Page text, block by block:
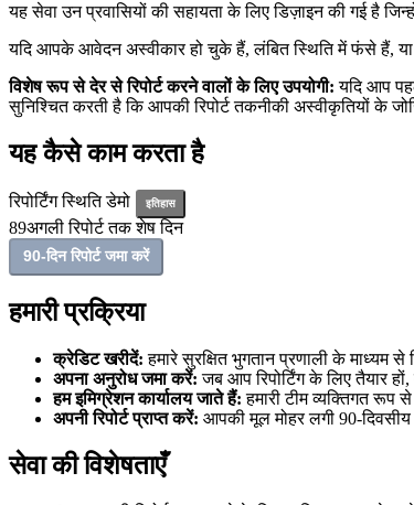
यह सेवा उन प्रवासियों की सहायता के लिए डिज़ाइन की गई है
यदि आपके आवेदन अस्वीकार हो चुके हैं, लंबित स्थिति में फंसे हैं,
विशेष रूप से देर से रिपोर्ट करने वालों के लिए उपयोगी: यदि आप
सुनिश्चित करती है कि आपकी रिपोर्ट तकनीकी अस्वीकृतियों के
यह कैसे काम करता है
रिपोर्टिंग स्थिति डेमो इतिहास
89अगली रिपोर्ट तक शेष दिन
90-दिन रिपोर्ट जमा करें
हमारी प्रक्रिया
क्रेडिट खरीदें: हमारे सुरक्षित भुगतान प्रणाली के माध्यम से
अपना अनुरोध जमा करें: जब आप रिपोर्टिंग के लिए तैयार
हम इमिग्रेशन कार्यालय जाते हैं: हमारी टीम व्यक्तिगत
अपनी रिपोर्ट प्राप्त करें: आपकी मूल मोहर लगी 90‑दिवसीय
सेवा की विशेषताएँ